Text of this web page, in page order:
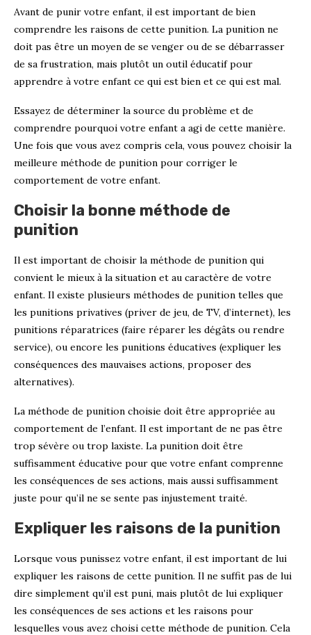
Avant de punir votre enfant, il est important de bien
comprendre les raisons de cette punition. La punition ne
doit pas être un moyen de se venger ou de se débarrasser
de sa frustration, mais plutôt un outil éducatif pour
apprendre à votre enfant ce qui est bien et ce qui est mal.
Essayez de déterminer la source du problème et de
comprendre pourquoi votre enfant a agi de cette manière.
Une fois que vous avez compris cela, vous pouvez choisir la
meilleure méthode de punition pour corriger le
comportement de votre enfant.
Choisir la bonne méthode de
punition
Il est important de choisir la méthode de punition qui
convient le mieux à la situation et au caractère de votre
enfant. Il existe plusieurs méthodes de punition telles que
les punitions privatives (priver de jeu, de TV, d’internet), les
punitions réparatrices (faire réparer les dégâts ou rendre
service), ou encore les punitions éducatives (expliquer les
conséquences des mauvaises actions, proposer des
alternatives).
La méthode de punition choisie doit être appropriée au
comportement de l’enfant. Il est important de ne pas être
trop sévère ou trop laxiste. La punition doit être
suffisamment éducative pour que votre enfant comprenne
les conséquences de ses actions, mais aussi suffisamment
juste pour qu’il ne se sente pas injustement traité.
Expliquer les raisons de la punition
Lorsque vous punissez votre enfant, il est important de lui
expliquer les raisons de cette punition. Il ne suffit pas de lui
dire simplement qu’il est puni, mais plutôt de lui expliquer
les conséquences de ses actions et les raisons pour
lesquelles vous avez choisi cette méthode de punition. Cela